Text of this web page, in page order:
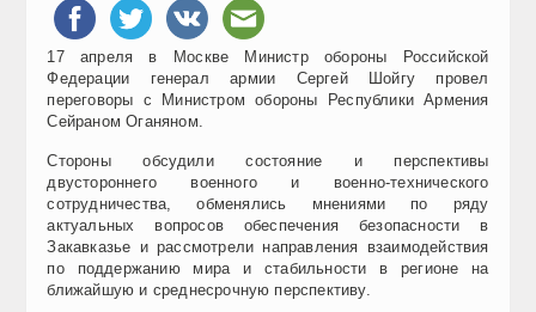
17 апреля в Москве Министр обороны Российской
Федерации генерал армии Сергей Шойгу провел
переговоры с Министром обороны Республики Армения
Сейраном Оганяном.
Стороны обсудили состояние и перспективы
двустороннего военного и военно-технического
сотрудничества, обменялись мнениями по ряду
актуальных вопросов обеспечения безопасности в
Закавказье и рассмотрели направления взаимодействия
по поддержанию мира и стабильности в регионе на
ближайшую и среднесрочную перспективу.